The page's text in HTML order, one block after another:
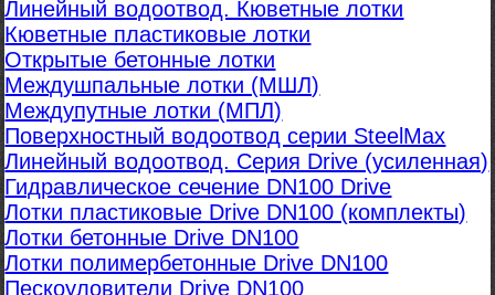
Линейный водоотвод. Кюветные лотки
Кюветные пластиковые лотки
Открытые бетонные лотки
Междушпальные лотки (МШЛ)
Междупутные лотки (МПЛ)
Поверхностный водоотвод серии SteelMax
Линейный водоотвод. Серия Drive (усиленная)
Гидравлическое сечение DN100 Drive
Лотки пластиковые Drive DN100 (комплекты)
Лотки бетонные Drive DN100
Лотки полимербетонные Drive DN100
Пескоуловители Drive DN100